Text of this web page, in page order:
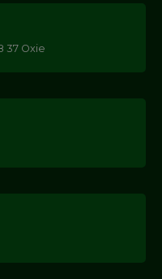
37 Oxie